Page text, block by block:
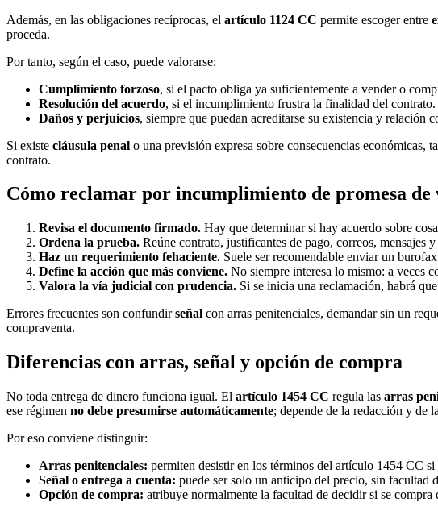
Además, en las obligaciones recíprocas, el artículo 1124 CC permite escoger entre
proceda.
Por tanto, según el caso, puede valorarse:
Cumplimiento forzoso, si el pacto obliga ya suficientemente a vender o
Resolución del acuerdo, si el incumplimiento frustra la finalidad del contrato.
Daños y perjuicios, siempre que puedan acreditarse su existencia y relación
Si existe cláusula penal o una previsión expresa sobre consecuencias
contrato.
Cómo reclamar por incumplimiento de promesa de
Revisa el documento firmado. Hay que determinar si hay acuerdo sobre
Ordena la prueba. Reúne contrato, justificantes de pago, correos,
Haz un requerimiento fehaciente. Suele ser recomendable enviar un
Define la acción que más conviene. No siempre interesa lo mismo: a veces
Valora la vía judicial con prudencia. Si se inicia una reclamación, habrá
Errores frecuentes son confundirseñal con arras penitenciales, demandar sin un
compraventa.
Diferencias con arras, señal y opción de compra
No toda entrega de dinero funciona igual. El artículo 1454 CC regula las arras
ese régimen no debe presumirse automáticamente; depende de la redacción y de
Por eso conviene distinguir:
Arras penitenciales: permiten desistir en los términos del artículo 1454 CC si
Señal o entrega a cuenta: puede ser solo un anticipo del precio, sin facultad
Opción de compra: atribuye normalmente la facultad de decidir si se